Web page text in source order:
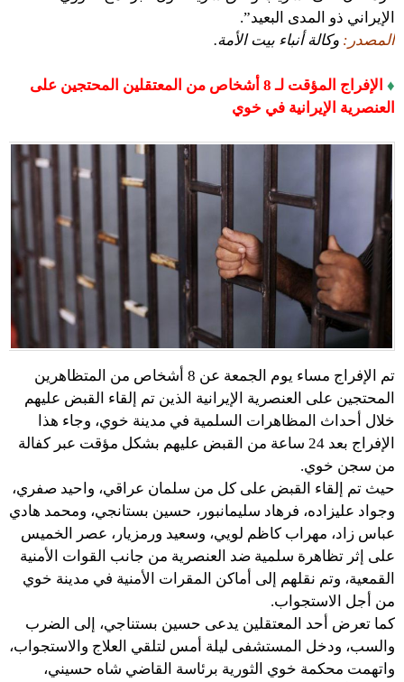
الإيراني ذو المدى البعيد”.
المصدر: وكالة أنباء بيت الأمة.
♦
الإفراج المؤقت لـ 8 أشخاص من المعتقلين المحتجين على
العنصرية الإيرانية في خوي
تم الإفراج مساء يوم الجمعة عن 8 أشخاص من المتظاهرين
المحتجين على العنصرية الإيرانية الذين تم إلقاء القبض عليهم
خلال أحداث المظاهرات السلمية في مدينة خوي، وجاء هذا
الإفراج بعد 24 ساعة من القبض عليهم بشكل مؤقت عبر كفالة
من سجن خوي.
حيث تم إلقاء القبض على كل من سلمان عراقي، واحيد صفري،
وجواد عليزاده، فرهاد سليمانبور، حسين بستانجي، ومحمد هادي
عباس زاد، مهراب كاظم لويي، وسعيد ورمزيار، عصر الخميس
على إثر تظاهرة سلمية ضد العنصرية من جانب القوات الأمنية
القمعية، وتم نقلهم إلى أماكن المقرات الأمنية في مدينة خوي
من أجل الاستجواب.
كما تعرض أحد المعتقلين يدعى حسين بستناجي، إلى الضرب
والسب، ودخل المستشفى ليلة أمس لتلقي العلاج والاستجواب،
واتهمت محكمة خوي الثورية برئاسة القاضي شاه حسيني،